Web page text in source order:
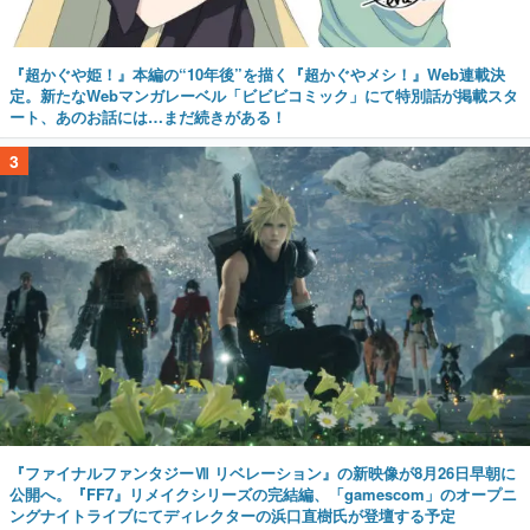
『超かぐや姫！』本編の“10年後”を描く『超かぐやメシ！』Web連載決
定。新たなWebマンガレーベル「ビビビコミック」にて特別話が掲載スタ
ート、あのお話には…まだ続きがある！
3
『ファイナルファンタジーⅦ リベレーション』の新映像が8月26日早朝に
公開へ。『FF7』リメイクシリーズの完結編、「gamescom」のオープニ
ングナイトライブにてディレクターの浜口直樹氏が登壇する予定